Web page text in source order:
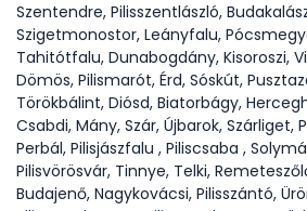
Szentendre, Pilisszentlászló,
Szigetmonostor, Leányfalu,
Tahitótfalu, Dunabogdány, Kisoroszi,
Dömös, Pilismarót, Érd, Sóskút,
Törökbálint, Diósd, Biatorbágy,
Csabdi, Mány, Szár, Újbarok, Szárliget,
Perbál, Pilisjászfalu , Piliscsaba ,
Pilisvörösvár, Tinnye, Telki,
Budajenő, Nagykovácsi, Pilisszántó,